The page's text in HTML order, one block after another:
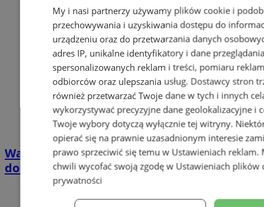
Wakacyjny wypoczynek nad Bałtykiem w
domkach Szmaragdowe Morze
My i nasi partnerzy używamy plików cookie i
przechowywania i uzyskiwania dostępu do
urządzeniu oraz do przetwarzania danych
adres IP, unikalne identyfikatory i dane
spersonalizowanych reklam i treści, pomiaru
odbiorców oraz ulepszania usług. Dostawcy stron
również przetwarzać Twoje dane w tych i innych
wykorzystywać precyzyjne dane geolokalizacyjne i
Twoje wybory dotyczą wyłącznie tej witryny.
opierać się na prawnie uzasadnionym interesie
prawo sprzeciwić się temu w Ustawieniach reklam.
chwili wycofać swoją zgodę w Ustawieniach plików
prywatności